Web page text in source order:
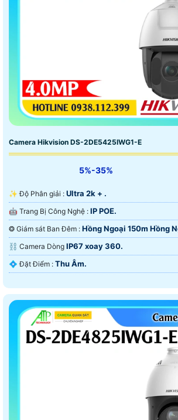
Camera Hikvision DS-2DE5425IWG1-E
5%-35%
✨ Độ Phân giải : Ultra 2k + .
🤖️ Trang Bị Công Nghệ : IP POE.
❂ Giám sát Ban Đêm : Hồng Ngoại 150m Hồng
⛓ Camera Dòng IP67 xoay 360.
️💠 Đặt Điểm : Thu Âm.